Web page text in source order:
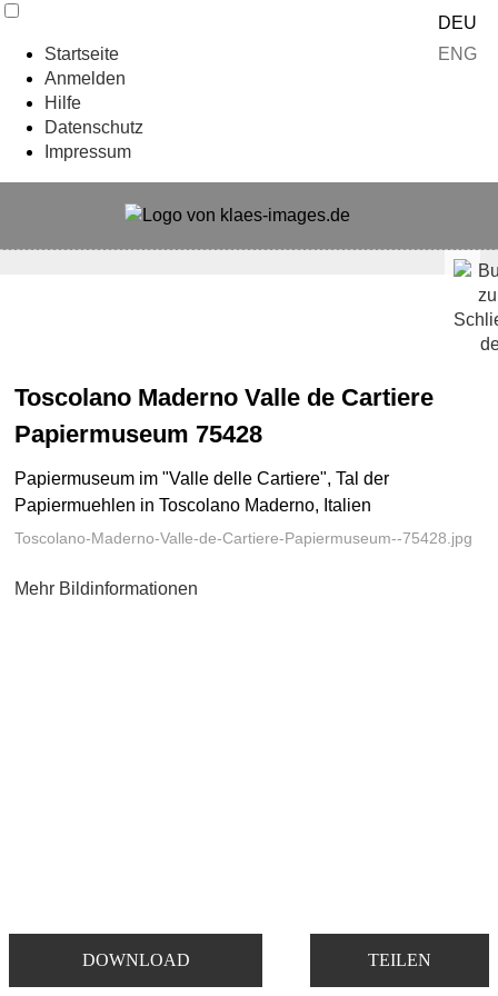
Startseite
Anmelden
Hilfe
Datenschutz
Impressum
DEU
ENG
DOWNLOAD TEILEN
Toscolano Maderno Valle de Cartiere
Papiermuseum 75428
Papiermuseum im "Valle delle Cartiere", Tal der
Papiermuehlen in Toscolano Maderno, Italien
Toscolano-Maderno-Valle-de-Cartiere-Papiermuseum--75428.jpg
Mehr Bildinformationen